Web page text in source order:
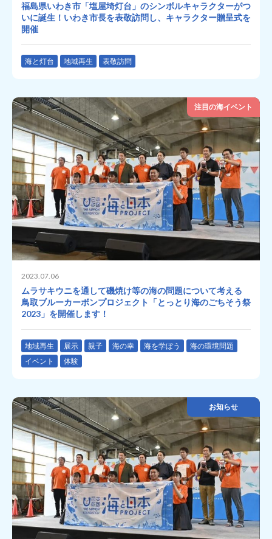
福島県いわき市「塩屋埼灯台」のシンボルキャラクターがつ
いに誕生！いわき市長を表敬訪問し、キャラクター贈呈式を
開催
海と灯台 地域再生 表敬訪問
注目の海イベント
2023.07.06
ムラサキウニを通して磯焼け等の海の問題について考える
鳥取ブルーカーボンプロジェクト「とっとり海のごちそう祭
2023」を開催します！
地域再生 展示 親子 海の幸 海を学ぼう
海の環境問題
イベント
体験
お知らせ